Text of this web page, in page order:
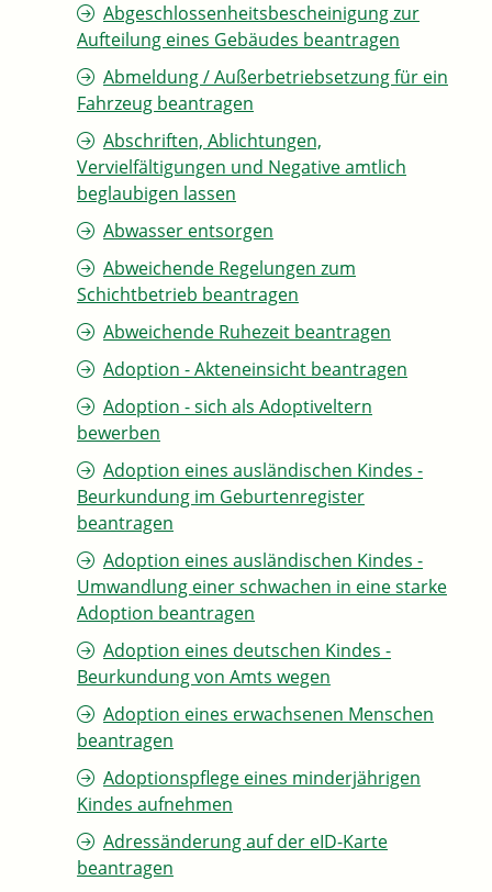
Abgeschlossenheitsbescheinigung zur
Aufteilung eines Gebäudes beantragen
Abmeldung / Außerbetriebsetzung für ein
Fahrzeug beantragen
Abschriften, Ablichtungen,
Vervielfältigungen und Negative amtlich
beglaubigen lassen
Abwasser entsorgen
Abweichende Regelungen zum
Schichtbetrieb beantragen
Abweichende Ruhezeit beantragen
Adoption - Akteneinsicht beantragen
Adoption - sich als Adoptiveltern
bewerben
Adoption eines ausländischen Kindes -
Beurkundung im Geburtenregister
beantragen
Adoption eines ausländischen Kindes -
Umwandlung einer schwachen in eine starke
Adoption beantragen
Adoption eines deutschen Kindes -
Beurkundung von Amts wegen
Adoption eines erwachsenen Menschen
beantragen
Adoptionspflege eines minderjährigen
Kindes aufnehmen
Adressänderung auf der eID-Karte
beantragen